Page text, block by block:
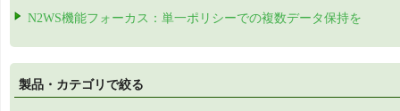
N2WS機能フォーカス：単一ポリシーでの複数データ保持を
製品・カテゴリで絞る